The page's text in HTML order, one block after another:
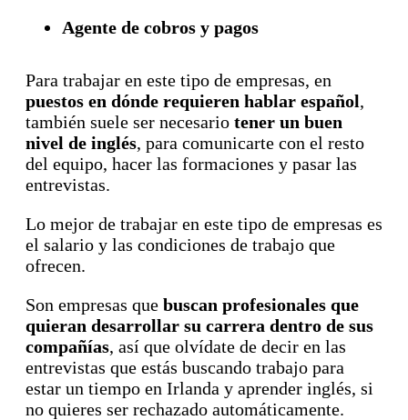
Agente de cobros y pagos
Para trabajar en este tipo de empresas, en
puestos en dónde requieren hablar español,
también suele ser necesario tener un buen
nivel de inglés, para comunicarte con el resto
del equipo, hacer las formaciones y pasar las
entrevistas.
Lo mejor de trabajar en este tipo de empresas es
el salario y las condiciones de trabajo que
ofrecen.
Son empresas que buscan profesionales que
quieran desarrollar su carrera dentro de sus
compañías, así que olvídate de decir en las
entrevistas que estás buscando trabajo para
estar un tiempo en Irlanda y aprender inglés, si
no quieres ser rechazado automáticamente.